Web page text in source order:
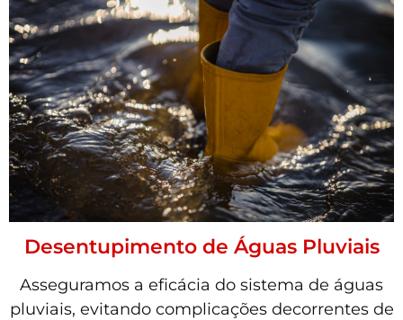
Desentupimento de Águas Pluviais
Asseguramos a eficácia do sistema de águas
pluviais, evitando complicações decorrentes de